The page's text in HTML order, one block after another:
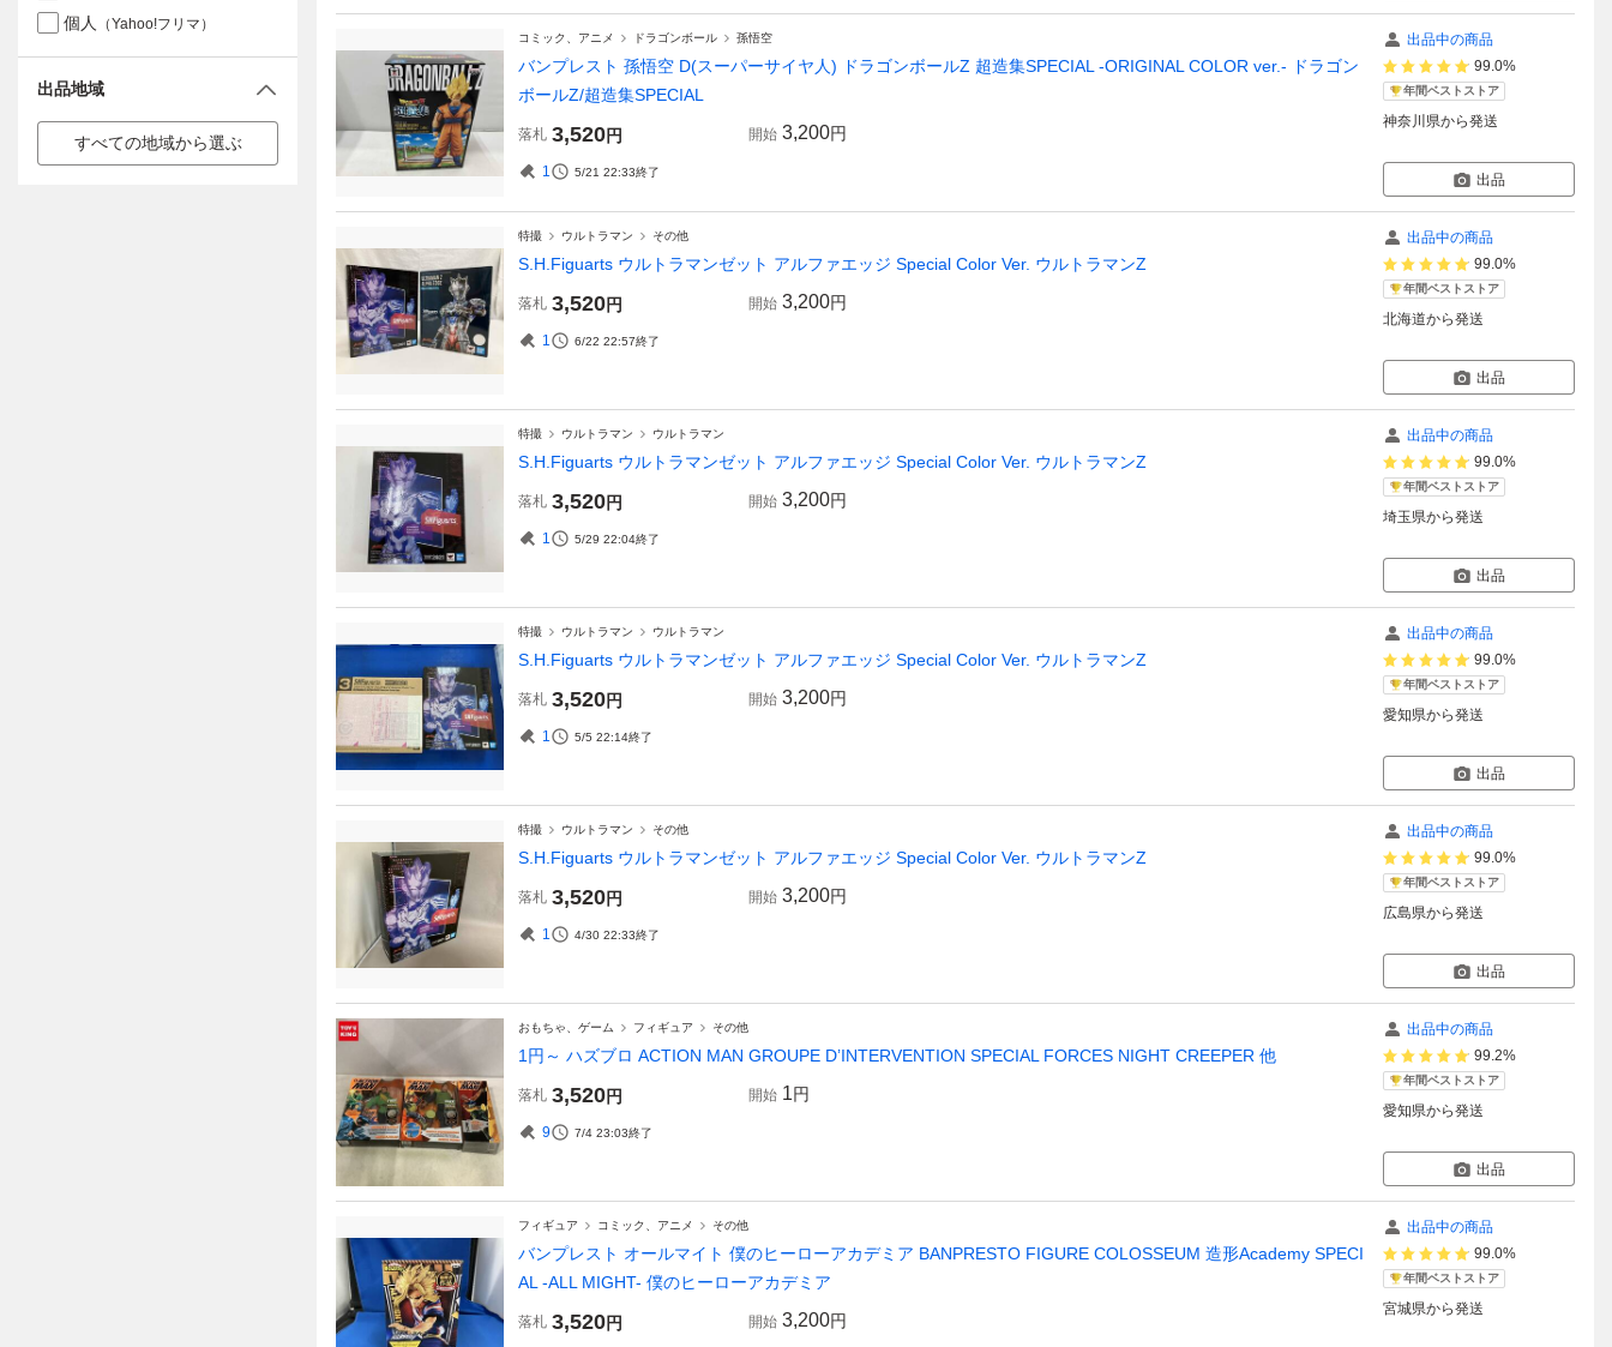
コミック、アニメ ドラゴンボール 孫悟空
バンプレスト 孫悟空 D(スーパーサイヤ人) ドラゴンボールZ 超造集SPECIAL -ORIGINAL COLOR ver.- ドラゴン
ボールZ/超造集SPECIAL
落札 3,520円 開始 3,200円
1 5/21 22:33終了
出品中の商品
99.0%
年間ベストストア
神奈川県から発送
出品
特撮 ウルトラマン その他
S.H.Figuarts ウルトラマンゼット アルファエッジ Special Color Ver. ウルトラマンZ
落札 3,520円 開始 3,200円
1 6/22 22:57終了
出品中の商品
99.0%
年間ベストストア
北海道から発送
出品
特撮 ウルトラマン ウルトラマン
S.H.Figuarts ウルトラマンゼット アルファエッジ Special Color Ver. ウルトラマンZ
落札 3,520円 開始 3,200円
1 5/29 22:04終了
出品中の商品
99.0%
年間ベストストア
埼玉県から発送
出品
特撮 ウルトラマン ウルトラマン
S.H.Figuarts ウルトラマンゼット アルファエッジ Special Color Ver. ウルトラマンZ
落札 3,520円 開始 3,200円
1 5/5 22:14終了
出品中の商品
99.0%
年間ベストストア
愛知県から発送
出品
特撮 ウルトラマン その他
S.H.Figuarts ウルトラマンゼット アルファエッジ Special Color Ver. ウルトラマンZ
落札 3,520円 開始 3,200円
1 4/30 22:33終了
出品中の商品
99.0%
年間ベストストア
広島県から発送
出品
おもちゃ、ゲーム フィギュア その他
1円～ ハズブロ ACTION MAN GROUPE D’INTERVENTION SPECIAL FORCES NIGHT CREEPER 他
落札 3,520円 開始 1円
9 7/4 23:03終了
出品中の商品
99.2%
年間ベストストア
愛知県から発送
出品
フィギュア コミック、アニメ その他
バンプレスト オールマイト 僕のヒーローアカデミア BANPRESTO FIGURE COLOSSEUM 造形Academy SPECI
AL -ALL MIGHT- 僕のヒーローアカデミア
落札 3,520円 開始 3,200円
出品中の商品
99.0%
年間ベストストア
宮城県から発送
個人 （Yahoo!フリマ）
出品地域
すべての地域から選ぶ